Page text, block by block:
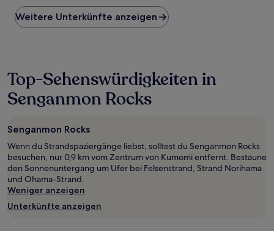
Preis
pro
Nacht,
letzten
24 Stunden
für
einen
mit
1 Übernachtung
von
2 Erwachsenen
gefunden
wurde.
Preise
und
Weitere Unterkünfte anzeigen
Top-Sehenswürdigkeiten in
Senganmon Rocks
Senganmon Rocks
Wenn du Strandspaziergänge liebst, solltest du Senganmon Rocks
besuchen, nur 0,9 km vom Zentrum von Kumomi entfernt. Bestaune
den Sonnenuntergang um Ufer bei Felsenstrand, Strand Norihama
und Ohama-Strand.
Weniger anzeigen
Unterkünfte anzeigen